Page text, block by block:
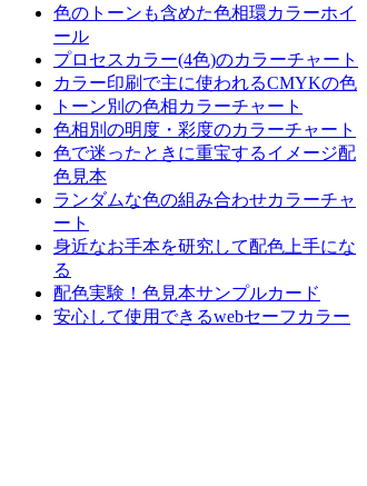
色のトーンも含めた色相環カラーホイ
ール
プロセスカラー(4色)のカラーチャート
カラー印刷で主に使われるCMYKの色
トーン別の色相カラーチャート
色相別の明度・彩度のカラーチャート
色で迷ったときに重宝するイメージ配
色見本
ランダムな色の組み合わせカラーチャ
ート
身近なお手本を研究して配色上手にな
る
配色実験！色見本サンプルカード
安心して使用できるwebセーフカラー